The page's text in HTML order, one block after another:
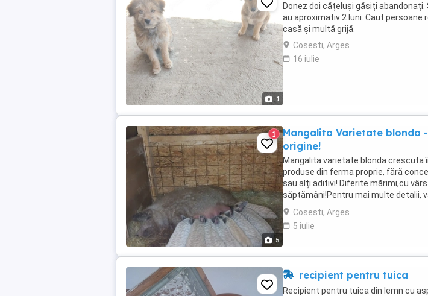
1
Donez doi cățeluși găsiți
au aproximativ 2 luni. Caut persoane
casă și multă grijă.
Cosesti, Arges
16 iulie
5
1
Mangalita Varietate blonda
origine!
Mangalita varietate blonda crescuta
produse din ferma proprie, fără
sau alți aditivi! Diferite mărimi,cu
săptămâni!Pentru mai multe detalii,
găsiți pe Facebook și TikTok
Cosesti, Arges
5 iulie
recipient pentru tuica
Recipient pentru tuica din lemn cu